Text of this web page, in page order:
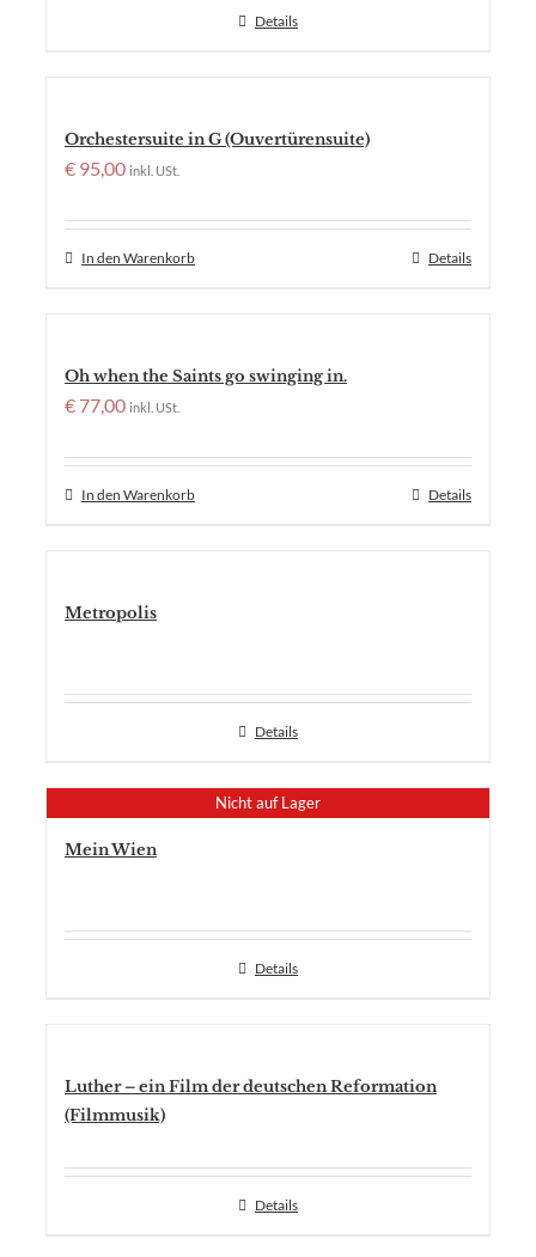
Details
Orchestersuite in G (Ouvertürensuite)
€ 95,00 inkl. USt.
In den Warenkorb Details
Oh when the Saints go swinging in.
€ 77,00 inkl. USt.
In den Warenkorb Details
Metropolis
Details
Nicht auf Lager
Mein Wien
Details
Luther – ein Film der deutschen Reformation
(Filmmusik)
Details